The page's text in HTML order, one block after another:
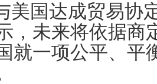
美国达成贸易协
，未来将依据商
就一项公平、平